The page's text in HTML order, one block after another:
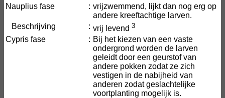
Nauplius fase
: vrijzwemmend, lijkt dan nog erg op
andere kreeftachtige larven.
Beschrijving
: vrij levend 3
Cypris fase : Bij het kiezen van een vaste
ondergrond worden de larven
geleidt door een geurstof van
andere pokken zodat ze zich
vestigen in de nabijheid van
anderen zodat geslachtelijke
voortplanting mogelijk is.